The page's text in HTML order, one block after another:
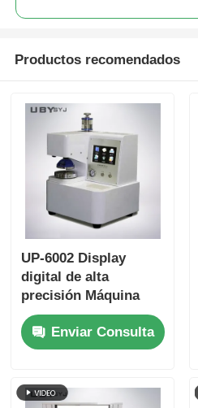
Productos recomendados
UP-6002 Display
digital de alta
precisión Máquina
semiautomática de
prueba de explosión
de cartón para la
calidad del material
Enviar Consulta